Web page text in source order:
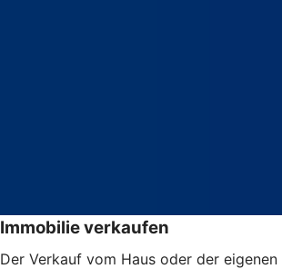
Immobilie verkaufen
Der Verkauf vom Haus oder der